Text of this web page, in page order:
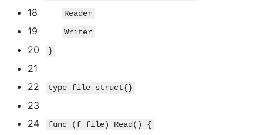
18 Reader
19 Writer
20 }
21
22
type file struct{}
23
24
func (f file) Read ( ) {